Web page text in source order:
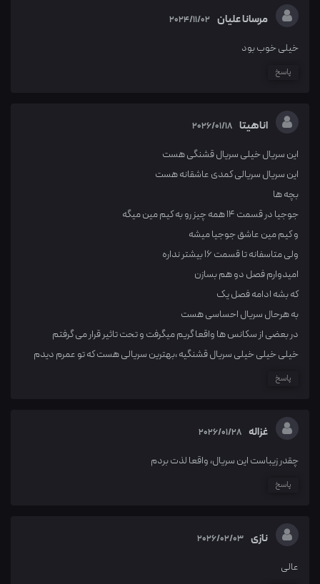
مرسانا علیان 2024/11/02
خیلی خوب بود
پاسخ
اناهیتا 2026/01/18
این سریال خیلی سریال قشنگی هست
این سریال سریالی کمدی عاشقانه هست
بچه ها
جوجیا در قسمت ۱۴ همه چیز رو به کیم مین میگه
و کیم مین عاشق جوجیا میشه
ولی متاسفانه تا قسمت ۱۶ بیشتر نداره
امیدوارم فصل دو هم بسازن
که بشه ادامه فصل یک
به هرحال سریال احساسی هست
در بعضی از سکانس ها واقعا گریم میگرفت و تحت تاثیر قرار می گرفتم
خیلی خیلی خیلی سریال قشنگیه ،بهترین سریالی هست که تو عمرم دیدم
پاسخ
غزاله 2026/01/28
چقدر زیباست این سریال، واقعا لذت بردم
پاسخ
نازی 2026/02/03
عالی